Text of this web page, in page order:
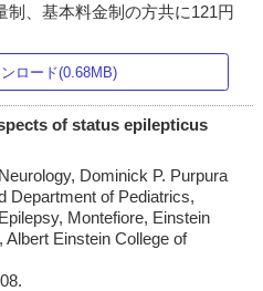
制、基本料金制の方共に121円
ロード(0.68MB)
of status epilepticus
Dominick P. Purpura
Department of Pediatrics,
Montefiore, Einstein
Einstein College of